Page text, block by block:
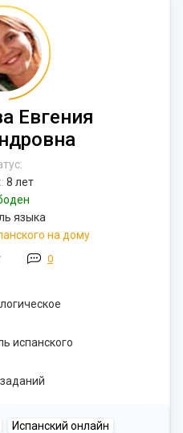
Евгения
8 лет
языка
на дому
0
испанского
Испанский онлайн